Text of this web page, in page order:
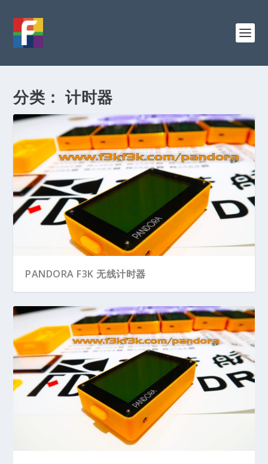
分类：计时器
PANDORA F3K 无线计时器